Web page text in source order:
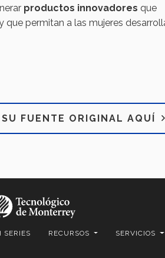
productos innovadores que
que permitan a las mujeres
FUENTE ORIGINAL AQUÍ
SERIES RECURSOS SERVICIOS